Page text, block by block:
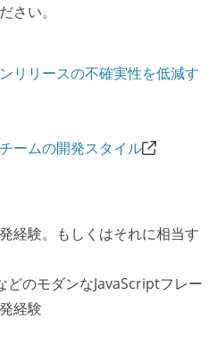
さい。
リリースの不確実性を低減す
ームの開発スタイル
経験。もしくはそれに相当す
どのモダンなJavaScriptフレー
経験